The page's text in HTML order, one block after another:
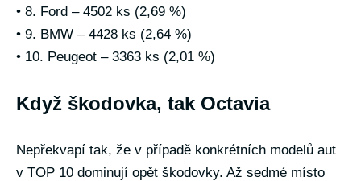
• 8. Ford – 4502 ks (2,69 %)
• 9. BMW – 4428 ks (2,64 %)
• 10. Peugeot – 3363 ks (2,01 %)
Když škodovka, tak Octavia
Nepřekvapí tak, že v případě konkrétních modelů aut
v TOP 10 dominují opět škodovky. Až sedmé místo